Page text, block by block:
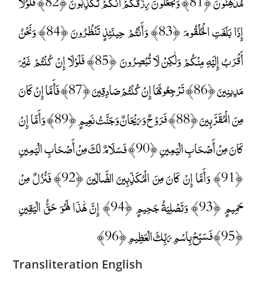
إِذَا بَلَغَتِ الْحُلْقُومَ ﴿83﴾ وَأَنْتُمْ حِينَئِذٍ تَنْظُرُونَ ﴿84﴾ وَنَحْنُ
أَقْرَبُ إِلَيْهِ مِنْكُمْ وَلَٰكِنْ لَا تُبْصِرُونَ ﴿85﴾ فَلَوْلَا إِنْ كُنْتُمْ غَيْرَ
مَدِينِينَ ﴿86﴾ تَرْجِعُونَهَا إِنْ كُنْتُمْ صَادِقِينَ ﴿87﴾ فَأَمَّا إِنْ كَانَ
مِنَ الْمُقَرَّبِينَ ﴿88﴾ فَرَوْحٌ وَرَيْحَانٌ وَجَنَّتُ نَعِيمٍ ﴿89﴾ وَأَمَّا إِنْ
كَانَ مِنْ أَصْحَابِ الْيَمِينِ ﴿90﴾ فَسَلَامٌ لَكَ مِنْ أَصْحَابِ الْيَمِينِ
﴿91﴾ وَأَمَّا إِنْ كَانَ مِنَ الْمُكَذِّبِينَ الضَّالِّينَ ﴿92﴾ فَنُزُلٌ مِنْ
حَمِيمٍ ﴿93﴾ وَتَصْلِيَةُ جَحِيمٍ ﴿94﴾ إِنَّ هَٰذَا لَهُوَ حَقُّ الْيَقِينِ
﴿95﴾ فَسَبِّحْ بِاسْمِ رَبِّكَ الْعَظِيمِ ﴿96﴾
Transliteration English